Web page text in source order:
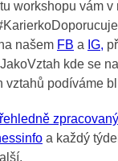
workshopu vám v
našem FB a IG,
kde se
vztahů podíváme
a každý